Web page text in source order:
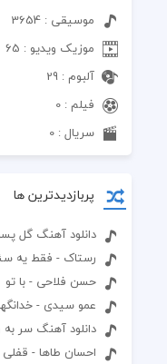
موسیقی : 3654
موزیک ویدیو : 65
آلبوم : 29
فیلم : 0
سریال : 0
پربازدیدترین ها
دانلود آهنگ گل
رستاک - فقط یه
حسن فلاحی - با تو
عمو سیدی -
دانلود آهنگ سر
احسان طاها - قفلی